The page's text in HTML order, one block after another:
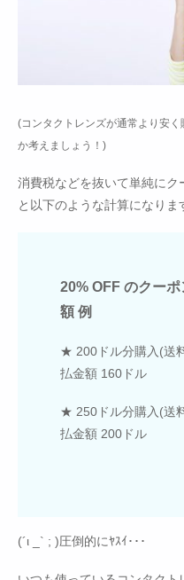
(コンタクトレンズが通常より安
か考えましょう！)
消費税などを抜いて単純にク
と以下のような計算になりま
20% OFF のクー
額 例
★ 200ドル分購入(送
払金額 160ドル
★ 250ドル分購入(送
払金額 200ドル
(´ι _` ; )圧倒的にﾔｽｲ･･･